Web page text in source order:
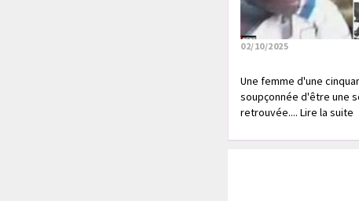
02/10/2025
Une femme d'une
soupçonnée d'être une
retrouvée.... Lire la suite